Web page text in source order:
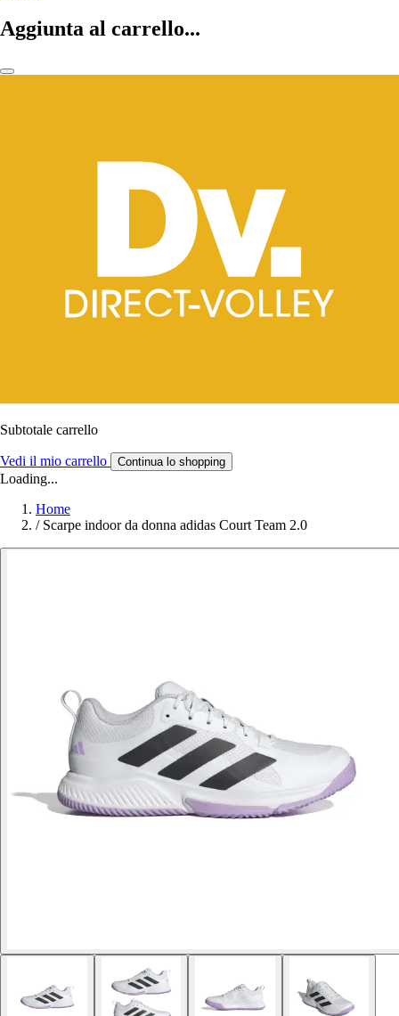
Aggiunta al carrello...
Subtotale carrello
Vedi il mio carrello Continua lo shopping
Loading...
Home
/ Scarpe indoor da donna adidas Court Team 2.0